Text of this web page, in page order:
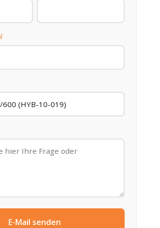
E-Mail senden